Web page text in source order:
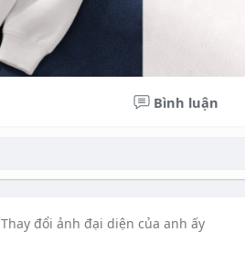
Bình luận
Thay đổi ảnh đại diện của anh ấy